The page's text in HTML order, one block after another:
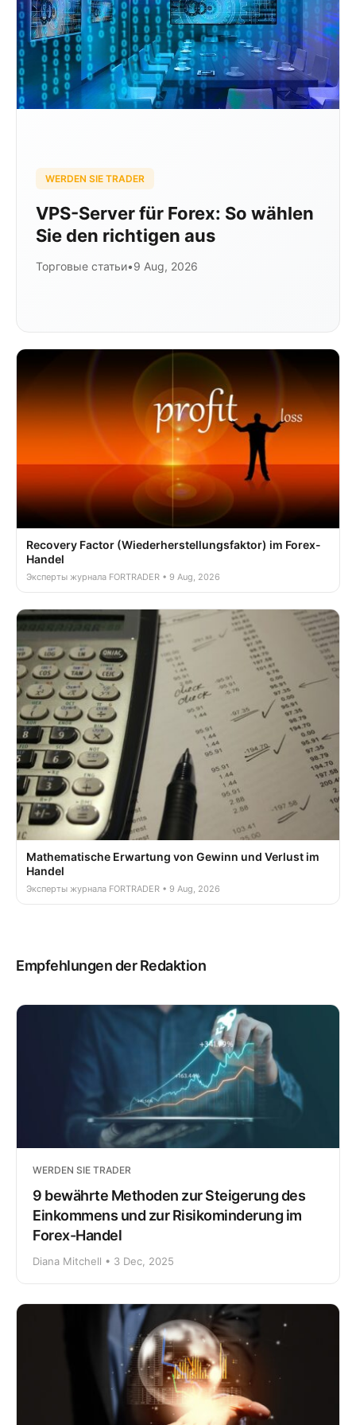
WERDEN SIE TRADER
VPS-Server für Forex: So wählen
Sie den richtigen aus
Торговые статьи•9 Aug, 2026
Recovery Factor (Wiederherstellungsfaktor) im Forex-
Handel
Эксперты журнала FORTRADER • 9 Aug, 2026
Mathematische Erwartung von Gewinn und Verlust im
Handel
Эксперты журнала FORTRADER • 9 Aug, 2026
Empfehlungen der Redaktion
WERDEN SIE TRADER
9 bewährte Methoden zur Steigerung des
Einkommens und zur Risikominderung im
Forex-Handel
Diana Mitchell • 3 Dec, 2025